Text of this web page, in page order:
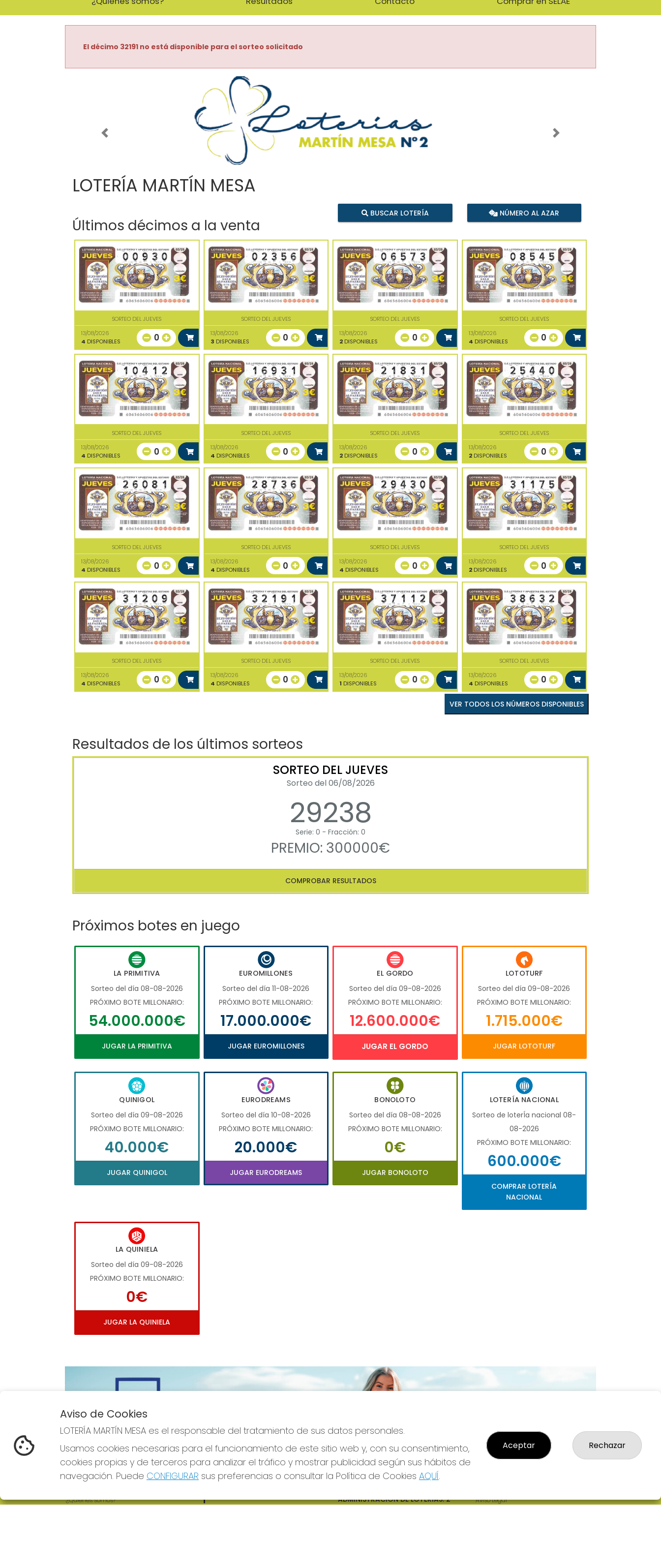
El décimo 32191 no está disponible para el sorteo solicitado
Imagen anterior Imagen siguiente
LOTERÍA MARTÍN MESA
Últimos décimos a la venta
BUSCAR LOTERÍA NÚMERO AL AZAR
SORTEO DEL JUEVES
13/08/2026
4 DISPONIBLES 0
SORTEO DEL JUEVES
13/08/2026
3 DISPONIBLES 0
SORTEO DEL JUEVES
13/08/2026
2 DISPONIBLES 0
SORTEO DEL JUEVES
13/08/2026
4 DISPONIBLES 0
SORTEO DEL JUEVES
13/08/2026
4 DISPONIBLES 0
SORTEO DEL JUEVES
13/08/2026
4 DISPONIBLES 0
SORTEO DEL JUEVES
13/08/2026
2 DISPONIBLES 0
SORTEO DEL JUEVES
13/08/2026
2DISPONIBLES 0
SORTEO DEL JUEVES
13/08/2026
4 DISPONIBLES 0
SORTEO DEL JUEVES
13/08/2026
4 DISPONIBLES 0
SORTEO DEL JUEVES
13/08/2026
4 DISPONIBLES 0
SORTEO DEL JUEVES
13/08/2026
2DISPONIBLES 0
SORTEO DEL JUEVES
13/08/2026
4 DISPONIBLES 0
SORTEO DEL JUEVES
13/08/2026
4 DISPONIBLES 0
SORTEO DEL JUEVES
13/08/2026
1 DISPONIBLES 0
SORTEO DEL JUEVES
13/08/2026
4 DISPONIBLES 0
VER TODOS LOS NÚMEROS DISPONIBLES
Resultados de los últimos sorteos
SORTEO DEL JUEVES
Sorteo del 06/08/2026
29238
Serie: 0 - Fracción: 0
PREMIO: 300000€
COMPROBAR RESULTADOS
Próximos botes en juego
LA PRIMITIVA
Sorteo del día 08-08-2026
PRÓXIMO BOTE MILLONARIO:
54.000.000€
JUGAR LA PRIMITIVA
EUROMILLONES
Sorteo del día 11-08-2026
PRÓXIMO BOTE MILLONARIO:
17.000.000€
JUGAR EUROMILLONES
EL GORDO
Sorteo del día 09-08-2026
PRÓXIMO BOTE MILLONARIO:
12.600.000€
JUGAR EL GORDO
LOTOTURF
Sorteo del día 09-08-2026
PRÓXIMO BOTE MILLONARIO:
1.715.000€
JUGAR LOTOTURF
QUINIGOL
Sorteo del día 09-08-2026
PRÓXIMO BOTE MILLONARIO:
40.000€
JUGAR QUINIGOL
EURODREAMS
Sorteo del día 10-08-2026
PRÓXIMO BOTE MILLONARIO:
20.000€
JUGAR EURODREAMS
BONOLOTO
Sorteo del día 08-08-2026
PRÓXIMO BOTE MILLONARIO:
0€
JUGAR BONOLOTO
LOTERÍA NACIONAL
Sorteo de loterÍa nacional 08-
08-2026
PRÓXIMO BOTE MILLONARIO:
600.000€
COMPRAR LOTERÍA
NACIONAL
LA QUINIELA
Sorteo del día 09-08-2026
PRÓXIMO BOTE MILLONARIO:
0€
JUGAR LA QUINIELA
Imagen anterior
LOTERÍA MARTÍN MESA
¿Quiénes somos?
REDES SOCIALES
ADMINISTRACION DE LOTERIAS: 2-
CIUDAD RODRIGO - RECEPTOR
Aviso Legal
Aviso de Cookies
LOTERÍA MARTÍN MESA es el responsable del tratamiento de sus datos personales.
Usamos cookies necesarias para el funcionamiento de este sitio web y, con su consentimiento,
cookies propias y de terceros para analizar el tráfico y mostrar publicidad según sus hábitos de
navegación. Puede CONFIGURAR sus preferencias o consultar la Política de Cookies AQUÍ.
Aceptar Rechazar